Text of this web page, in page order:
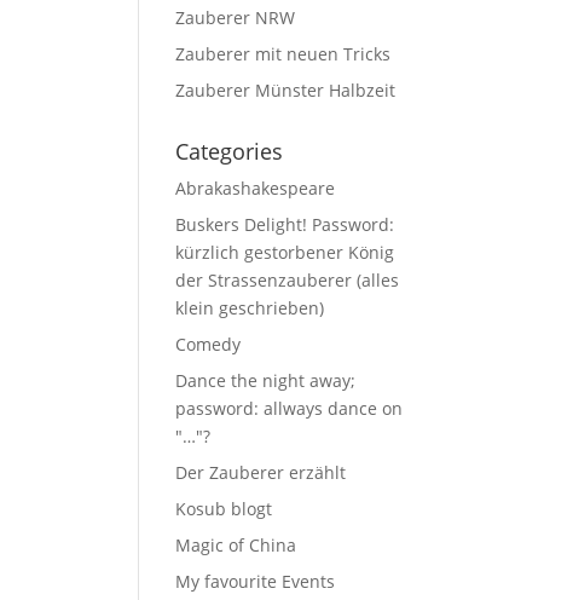
Zauberer NRW
Zauberer mit neuen Tricks
Zauberer Münster Halbzeit
Categories
Abrakashakespeare
Buskers Delight! Password:
kürzlich gestorbener König
der Strassenzauberer (alles
klein geschrieben)
Comedy
Dance the night away;
password: allways dance on
"…"?
Der Zauberer erzählt
Kosub blogt
Magic of China
My favourite Events